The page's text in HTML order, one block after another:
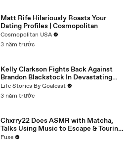
Matt Rife Hilariously Roasts Your
Dating Profiles | Cosmopolitan
Cosmopolitan USA
3 năm trước
Kelly Clarkson Fights Back Against
Brandon Blackstock In Devastating
Divorce Battle
Life Stories By Goalcast
3 năm trước
Chxrry22 Does ASMR with Matcha,
Talks Using Music to Escape & Touring
with The Weeknd
Fuse